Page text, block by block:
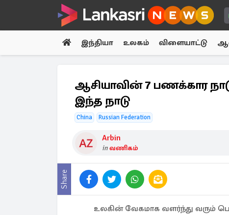
இந்தியா உலகம் விளையாட்டு
ஆசியாவின் 7 பணக்கார
இந்த நாடு
China Russian Federation
Arbin
inவணிகம்
Share
உலகின் வேகமாக வளர்ந்து வரும்